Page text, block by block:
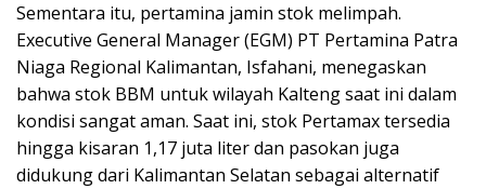
Sementara itu, ​pertamina jamin stok melimpah. ​
Executive General Manager (EGM) PT Pertamina Patra
Niaga Regional Kalimantan, Isfahani, menegaskan
bahwa stok BBM untuk wilayah Kalteng saat ini dalam
kondisi sangat aman. Saat ini, stok Pertamax tersedia
hingga kisaran 1,17 juta liter dan pasokan juga
didukung dari Kalimantan Selatan sebagai alternatif